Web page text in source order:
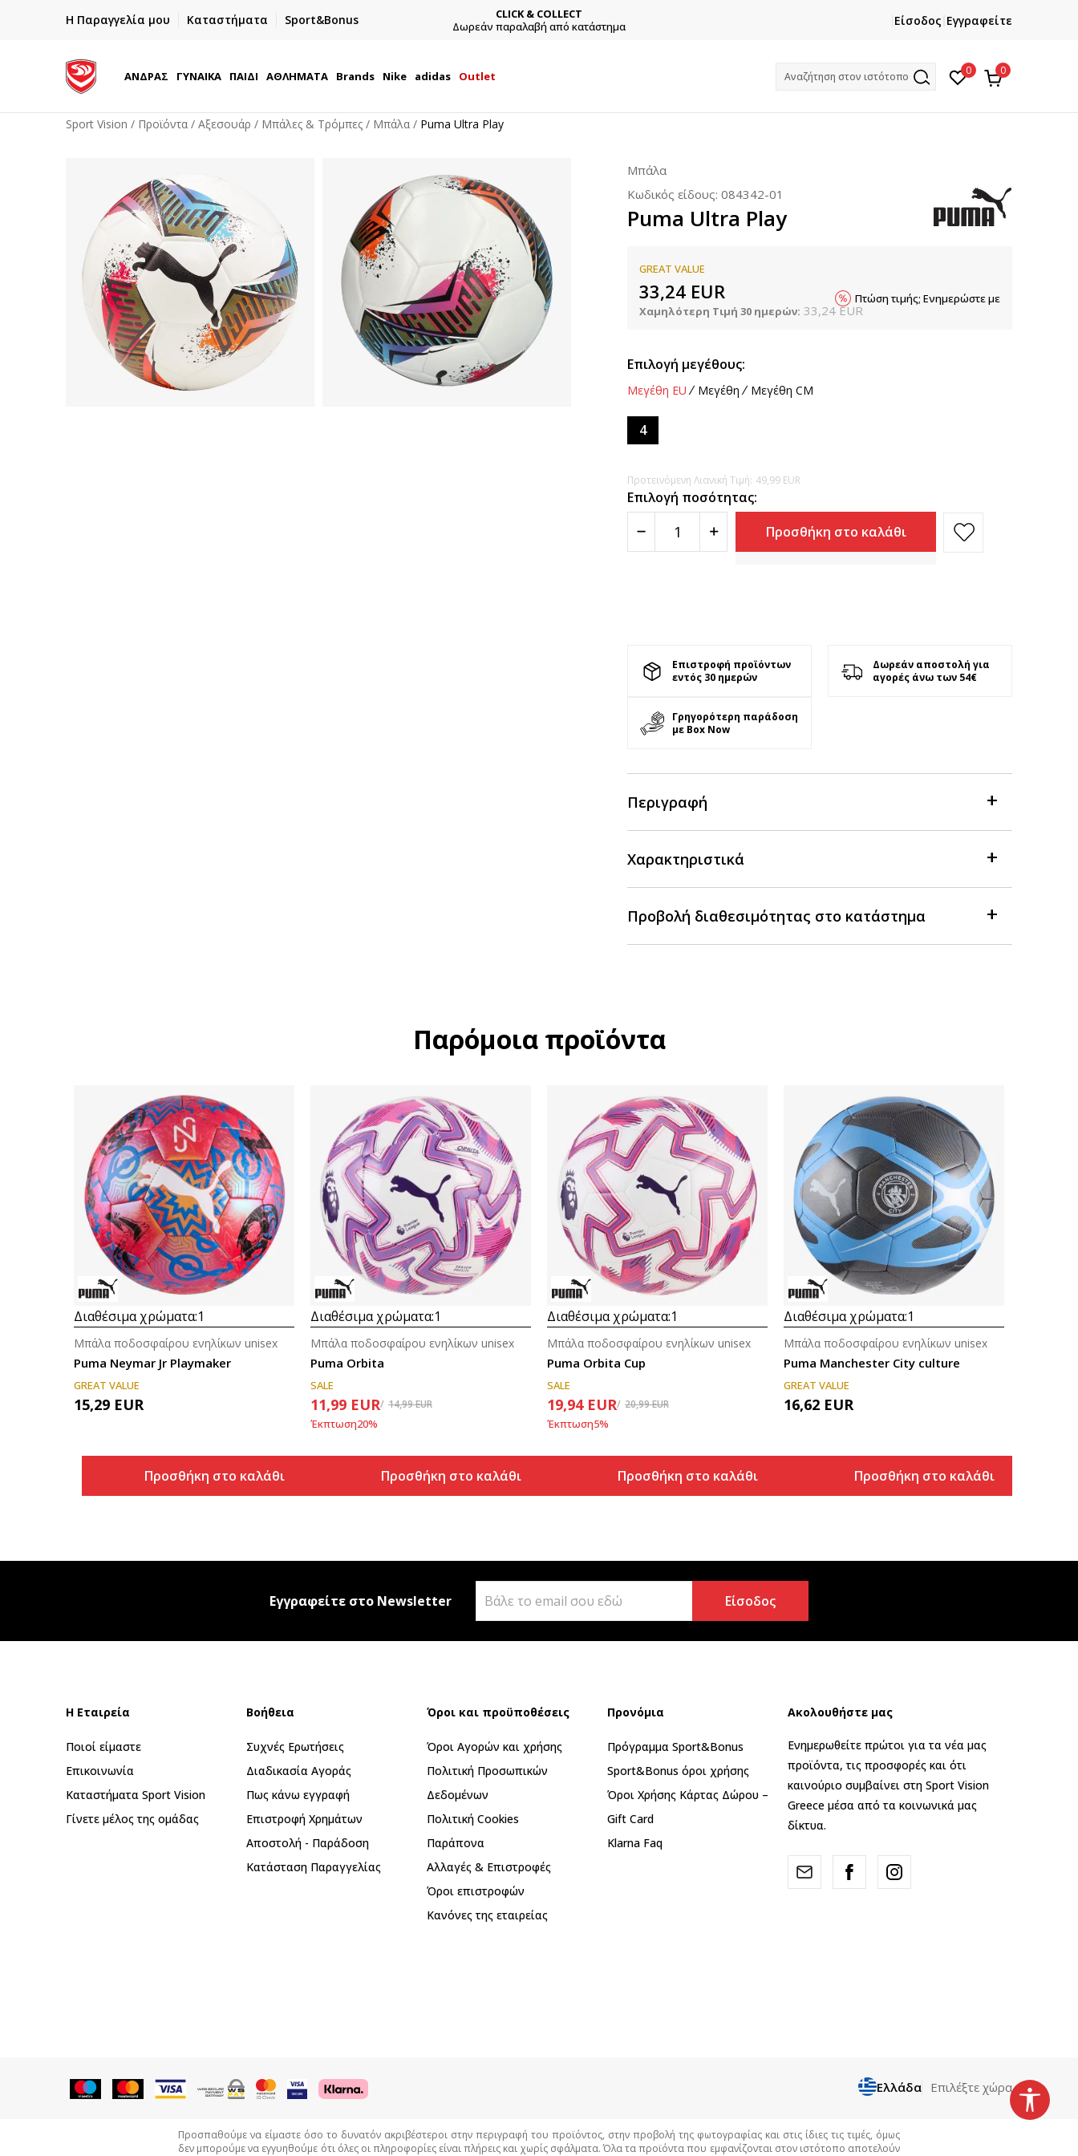
Η Παραγγελία μου Καταστήματα Sport&Bonus
ΓΡΗΓΟΡΟΤΕΡΗ ΠΑΡΑΔΟΣΗ ΜΕ BOX NOW
Παραλαβή 24/7
CLICK & COLLECT
Δωρεάν παραλαβή από κατάστημα
Και κερδίστε -10% με την πρώτη σας αγορά!
Είσοδος Εγγραφείτε
ΑΝΔΡΑΣ ΓΥΝΑΙΚΑ ΠΑΙΔΙ ΑΘΛΗΜΑΤΑ Brands Nike adidas Outlet Αναζήτηση στον ιστότοπο 0 0
Sport Vision Προϊόντα Αξεσουάρ Μπάλες & Τρόμπες Μπάλα Puma Ultra Play
Μπάλα
Κωδικός είδους: 084342-01
Puma Ultra Play
GREAT VALUE
33,24 EUR
Χαμηλότερη Τιμή 30 ημερών: 33,24 EUR
Πτώση τιμής; Ενημερώστε με
Επιλογή μεγέθους:
Μεγέθη EU Μεγέθη Μεγέθη CM
4
Προτεινόμενη Λιανική Τιμή: 49,99 EUR
Επιλογή ποσότητας:
Προσθήκη στο καλάθι
Επιστροφή προϊόντων
εντός 30 ημερών
Δωρεάν αποστολή για
αγορές άνω των 54€
Γρηγορότερη παράδοση
με Box Now
Περιγραφή
Χαρακτηριστικά
Προβολή διαθεσιμότητας στο κατάστημα
Παρόμοια προϊόντα
Διαθέσιμα χρώματα:1
Puma Neymar Jr Playmaker
Μπάλα ποδοσφαίρου ενηλίκων unisex
GREAT VALUE
15,29 EUR
Προσθήκη στο καλάθι
Διαθέσιμα χρώματα:1
Puma Orbita
Μπάλα ποδοσφαίρου ενηλίκων unisex
SALE
11,99 EUR 14,99EUR
Έκπτωση20%
Προσθήκη στο καλάθι
Διαθέσιμα χρώματα:1
Puma Orbita Cup
Μπάλα ποδοσφαίρου ενηλίκων unisex
SALE
19,94 EUR 20,99EUR
Έκπτωση5%
Προσθήκη στο καλάθι
Διαθέσιμα χρώματα:1
Puma Manchester City culture
Μπάλα ποδοσφαίρου ενηλίκων unisex
GREAT VALUE
16,62 EUR
Προσθήκη στο καλάθι
Εγγραφείτε στο Newsletter Είσοδος
Η Εταιρεία
Ποιοί είμαστε
Επικοινωνία
Καταστήματα Sport Vision
Γίνετε μέλος της ομάδας
Βοήθεια
Συχνές Ερωτήσεις
Διαδικασία Αγοράς
Πως κάνω εγγραφή
Επιστροφή Xρημάτων
Αποστολή - Παράδοση
Κατάσταση Παραγγελίας
Όροι και προϋποθέσεις
Όροι Αγορών και χρήσης
Πολιτική Προσωπικών
Δεδομένων
Πολιτική Cookies
Παράπονα
Αλλαγές & Επιστροφές
Όροι επιστροφών
Κανόνες της εταιρείας
Προνόμια
Πρόγραμμα Sport&Bonus
Sport&Bonus όροι χρήσης
Όροι Χρήσης Κάρτας Δώρου –
Gift Card
Klarna Faq
Ακολουθήστε μας
Ενημερωθείτε πρώτοι για τα νέα μας
προϊόντα, τις προσφορές και ότι
καινούριο συμβαίνει στη Sport Vision
Greece μέσα από τα κοινωνικά μας
δίκτυα.
Ελλάδα Επιλέξτε χώρα
Προσπαθούμε να είμαστε όσο το δυνατόν ακριβέστεροι στην περιγραφή του προϊόντος, στην προβολή της φωτογραφίας και στις ίδιες τις τιμές, όμως
δεν μπορούμε να εγγυηθούμε ότι όλες οι πληροφορίες είναι πλήρεις και χωρίς σφάλματα. Όλα τα προϊόντα που εμφανίζονται στον ιστότοπο αποτελούν